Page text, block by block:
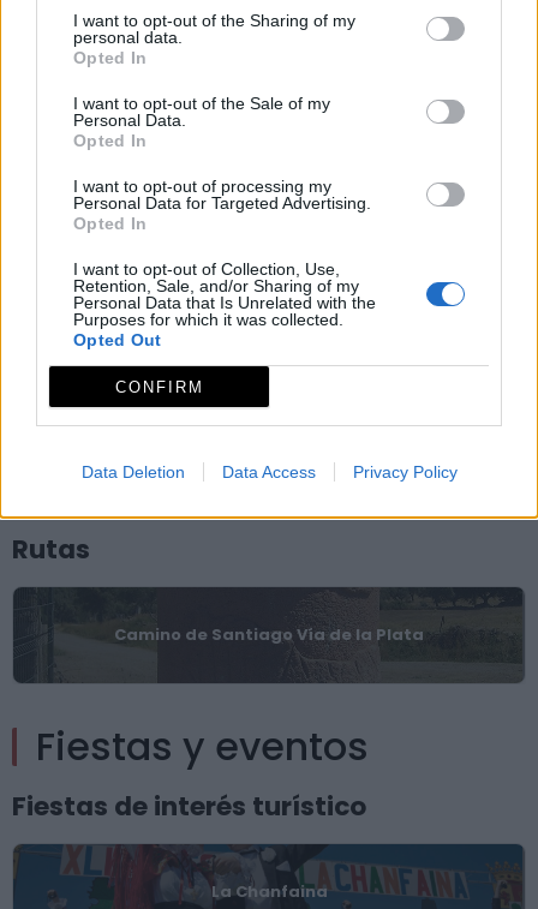
I want to opt-out of the Sharing of my
personal data.
Opted In
I want to opt-out of the Sale of my
Personal Data.
Opted In
I want to opt-out of processing my
Personal Data for Targeted Advertising.
Opted In
I want to opt-out of Collection, Use,
Retention, Sale, and/or Sharing of my
Personal Data that Is Unrelated with the
Purposes for which it was collected.
Opted Out
CONFIRM
Data Deletion Data Access Privacy Policy
Iglesia Nuestra Señora de la Granada
Zonas arqueológicas
Yacimiento prehistórico de los Castillejos
Espacios naturales protegidos
Colonias de Cernícalo Primilla de Fuente de Cantos
Qué hacer
Rutas
Camino de Santiago Vía de la Plata
Fiestas y eventos
Fiestas de interés turístico
La Chanfaina